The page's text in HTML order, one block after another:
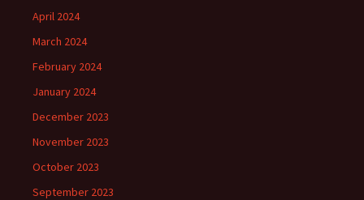
April 2024
March 2024
February 2024
January 2024
December 2023
November 2023
October 2023
September 2023